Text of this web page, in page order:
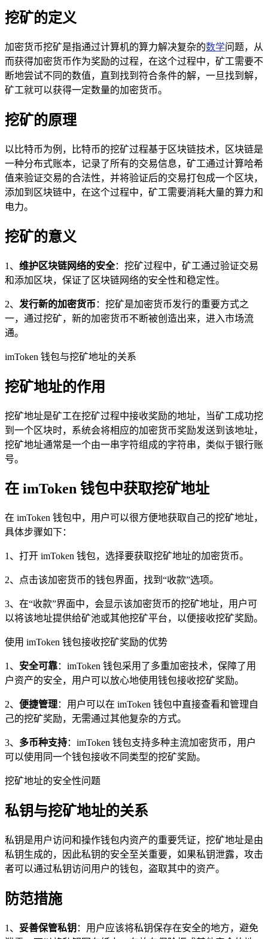
挖矿的定义
加密货币挖矿是指通过计算机的算力解决复杂的数学问题，从
而获得加密货币作为奖励的过程，在这个过程中，矿工需要不
断地尝试不同的数值，直到找到符合条件的解，一旦找到解，
矿工就可以获得一定数量的加密货币。
挖矿的原理
以比特币为例，比特币的挖矿过程基于区块链技术，区块链是
一种分布式账本，记录了所有的交易信息，矿工通过计算哈希
值来验证交易的合法性，并将验证后的交易打包成一个区块，
添加到区块链中，在这个过程中，矿工需要消耗大量的算力和
电力。
挖矿的意义
1、 维护区块链网络的安全：挖矿过程中，矿工通过验证交易
和添加区块，保证了区块链网络的安全性和稳定性。
2、 发行新的加密货币 ：挖矿是加密货币发行的重要方式之
一，通过挖矿，新的加密货币不断被创造出来，进入市场流
通。
imToken 钱包与挖矿地址的关系
挖矿地址的作用
挖矿地址是矿工在挖矿过程中接收奖励的地址，当矿工成功挖
到一个区块时，系统会将相应的加密货币奖励发送到该地址，
挖矿地址通常是一个由一串字符组成的字符串，类似于银行账
号。
在 imToken 钱包中获取挖矿地址
在 imToken 钱包中，用户可以很方便地获取自己的挖矿地址，
具体步骤如下：
1、打开 imToken 钱包，选择要获取挖矿地址的加密货币。
2、点击该加密货币的钱包界面，找到“收款”选项。
3、在“收款”界面中，会显示该加密货币的挖矿地址，用户可
以将该地址提供给矿池或其他挖矿平台，以便接收挖矿奖励。
使用 imToken 钱包接收挖矿奖励的优势
1、 安全可靠：imToken 钱包采用了多重加密技术，保障了用
户资产的安全，用户可以放心地使用钱包接收挖矿奖励。
2、 便捷管理：用户可以在 imToken 钱包中直接查看和管理自
己的挖矿奖励，无需通过其他复杂的方式。
3、 多币种支持：imToken 钱包支持多种主流加密货币，用户
可以使用同一个钱包接收不同类型的挖矿奖励。
挖矿地址的安全性问题
私钥与挖矿地址的关系
私钥是用户访问和操作钱包内资产的重要凭证，挖矿地址是由
私钥生成的，因此私钥的安全至关重要，如果私钥泄露，攻击
者可以通过私钥访问用户的钱包，盗取其中的资产。
防范措施
1、 妥善保管私钥 ：用户应该将私钥保存在安全的地方，避免